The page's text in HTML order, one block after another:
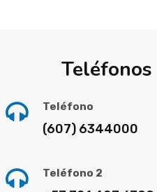
Teléfonos
Teléfono
(607) 6344000
Teléfono 2